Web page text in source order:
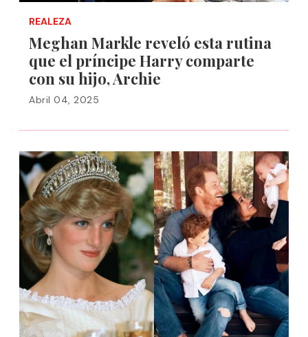
REALEZA
Meghan Markle reveló esta rutina
que el príncipe Harry comparte
con su hijo, Archie
Abril 04, 2025